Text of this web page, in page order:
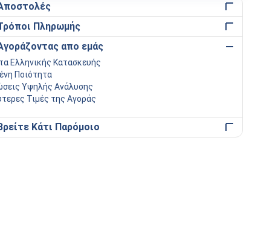
Πληρωμής
απο εμάς
Ελληνικής Κατασκευής
Ποιότητα
Υψηλής Ανάλυσης
Τιμές της Αγοράς
Κάτι Παρόμοιο